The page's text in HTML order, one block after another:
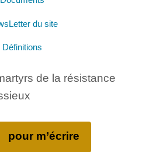
du site
Définitions
de la résistance
pour m’écrire